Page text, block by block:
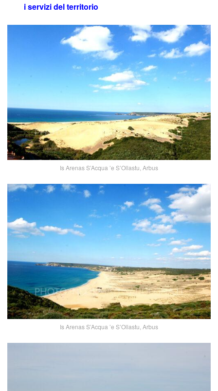
i servizi del territorio
Is Arenas S’Acqua ’e S’Ollastu, Arbus
Is Arenas S’Acqua ’e S’Ollastu, Arbus